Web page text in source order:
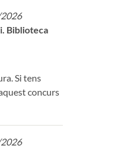
Biblioteca
Si tens
concurs